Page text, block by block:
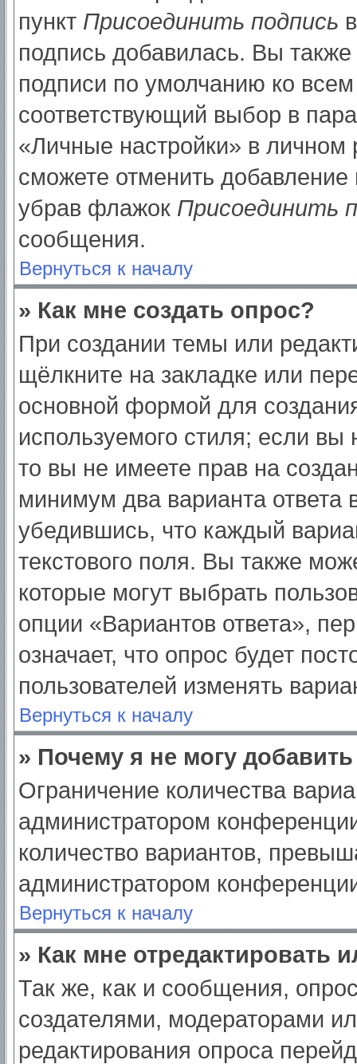
пункт Присоединить подпись
подпись добавилась. Вы
подписи по умолчанию ко
соответствующий выбор в
«Личные настройки» в
сможете отменить
убрав флажок Присоединить
сообщения.
Вернуться к началу
» Как мне создать опрос?
При создании темы или
щёлкните на закладке или
основной формой для
используемого стиля; если
то вы не имеете прав на
минимум два варианта ответа
убедившись, что каждый
текстового поля. Вы также
которые могут выбрать
опции «Вариантов ответа»,
означает, что опрос будет
пользователей изменять
Вернуться к началу
» Почему я не могу
Ограничение количества
администратором
количество вариантов,
администратором
Вернуться к началу
» Как мне отредактировать
Так же, как и сообщения,
создателями, модераторами
редактирования опроса